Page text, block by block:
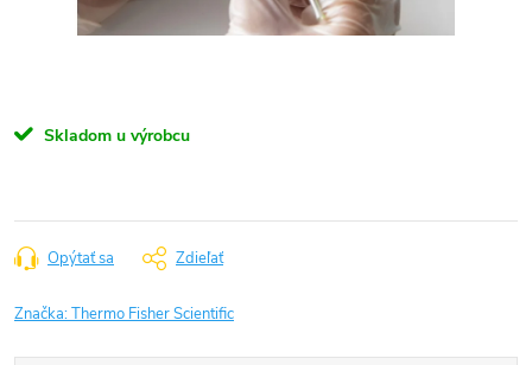
Skladom u výrobcu
Opýtať sa Zdieľať
Značka:Thermo Fisher Scientific